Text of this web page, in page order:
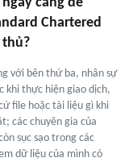
Chartered
với bên thứ ba, nhân sự
khi thực hiện giao dịch,
file hoặc tài liệu gì khi
các chuyên gia của
sục sạo trong các
dữ liệu của mình có